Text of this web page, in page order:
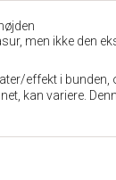
men ikke den
effekt i
kan variere.